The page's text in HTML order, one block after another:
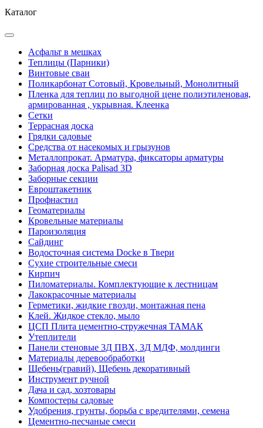
Каталог
Асфальт в мешках
Теплицы (Парники)
Винтовые сваи
Поликарбонат Сотовый, Кровельный, Монолитный
Пленка для теплиц по выгодной цене полиэтиленовая,
армированная , укрывная. Клеенка
Сетки
Террасная доска
Грядки садовые
Средства от насекомых и грызунов
Металлопрокат. Арматура, фиксаторы арматуры
Заборная доска Palisad 3D
Заборные секции
Евроштакетник
Профнастил
Геоматериалы
Кровельные материалы
Пароизоляция
Сайдинг
Водосточная система Docke в Твери
Сухие строительные смеси
Кирпич
Пиломатериалы. Комплектующие к лестницам
Лакокрасочные материалы
Герметики, жидкие гвозди, монтажная пена
Клей. Жидкое стекло, мыло
ЦСП Плита цементно-стружечная ТАМАК
Утеплители
Панели стеновые 3Д ПВХ, 3Д МДФ, молдинги
Материалы деревообработки
Щебень(гравий), Щебень декоративный
Инструмент ручной
Дача и сад, хозтовары
Компостеры садовые
Удобрения, грунты, борьба с вредителями, семена
Цементно-песчаные смеси